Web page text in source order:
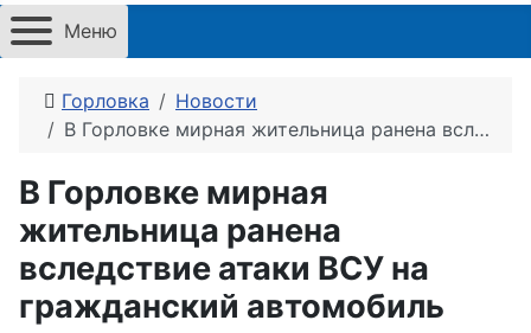
Меню
Горловка
Новости
В Горловке мирная жительница ранена вследствие атаки ВСУ на гражданский автомобиль
В Горловке мирная
жительница ранена
вследствие атаки ВСУ на
гражданский автомобиль